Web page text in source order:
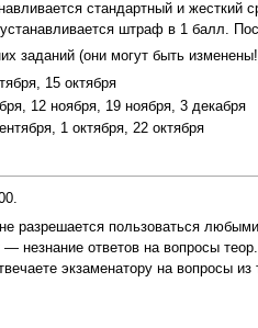
стандартный и
штраф в 1 балл.
заданий (они могут быть
15 октября
12 ноября, 19 ноября, 3 декабря
1 октября, 22 октября
разрешается пользоваться
незнание ответов на вопросы
экзаменатору на вопросы